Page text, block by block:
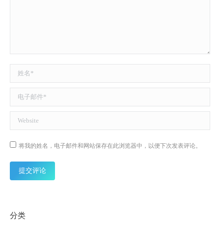
姓名 *
电子邮件 *
Website
将我的姓名，电子邮件和网站保存在此浏览器中，以便下次发表评论。
提交评论
分类